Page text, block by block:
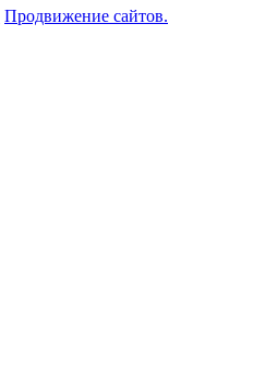
Продвижение сайтов.